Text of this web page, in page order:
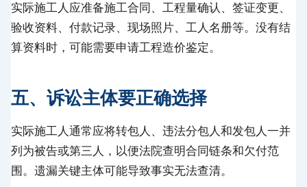
实际施工人应准备施工合同、工程量确认、签证变更、
验收资料、付款记录、现场照片、工人名册等。没有结
算资料时，可能需要申请工程造价鉴定。
五、诉讼主体要正确选择
实际施工人通常应将转包人、违法分包人和发包人一并
列为被告或第三人，以便法院查明合同链条和欠付范
围。遗漏关键主体可能导致事实无法查清。